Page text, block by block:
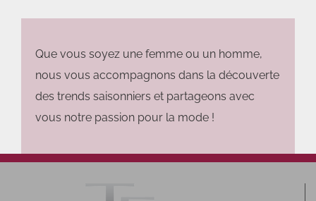
Que vous soyez une femme ou un homme,
nous vous accompagnons dans la découverte
des trends saisonniers et partageons avec
vous notre passion pour la mode !